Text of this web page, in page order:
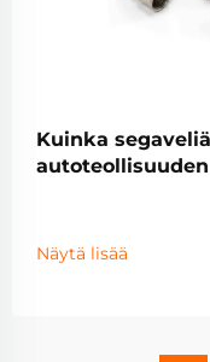
Kuinka
Näytä lisää